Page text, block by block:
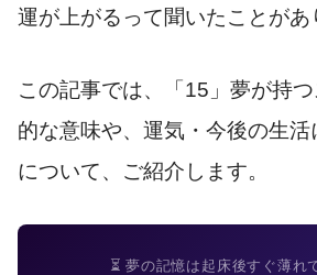
運が上がるって聞いたことがあ
この記事では、「15」夢が持
的な意味や、運気・今後の生活
について、ご紹介します。
⏳ 夢の記憶は起床後すぐ薄れ